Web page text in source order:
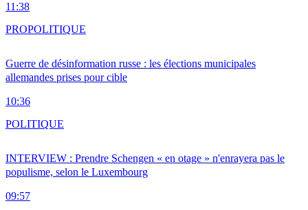
11:38
Guerre de désinformation russe : les élections municipales
allemandes prises pour cible
10:36
PROPOLITIQUE
INTERVIEW : Prendre Schengen « en otage » n'enrayera pas le
populisme, selon le Luxembourg
09:57
POLITIQUE